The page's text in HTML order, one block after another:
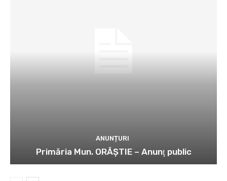
ANUNȚURI
Primăria Mun. ORĂȘTIE – Anunţ public